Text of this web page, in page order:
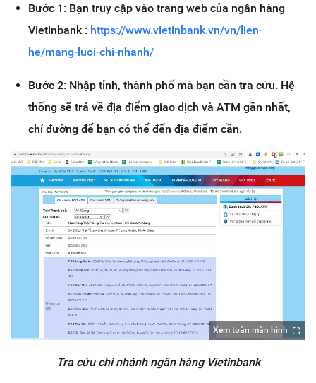
Bước 1: Bạn truy cập vào trang web của ngân hàng
Vietinbank : https://www.vietinbank.vn/vn/lien-
he/mang-luoi-chi-nhanh/
Bước 2: Nhập tỉnh, thành phố mà bạn cần tra cứu. Hệ
thống sẽ trả về địa điểm giao dịch và ATM gần nhất,
chỉ đường để bạn có thể đến địa điểm cần.
Xem toàn màn hình
Tra cứu chi nhánh ngân hàng Vietinbank